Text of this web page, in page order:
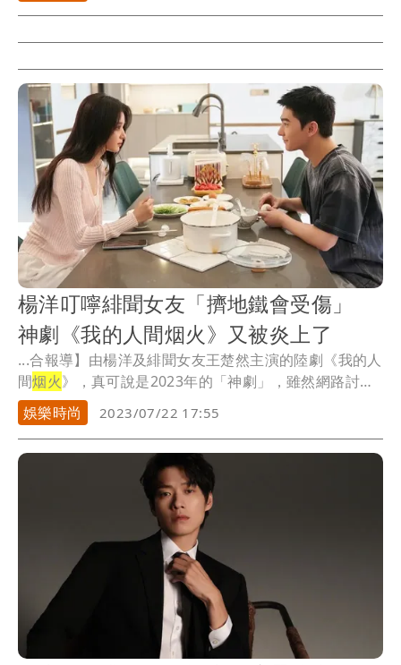
楊洋叮嚀緋聞女友「擠地鐵會受傷」
神劇《我的人間烟火》又被炎上了
...合報導】由楊洋及緋聞女友王楚然主演的陸劇《我的人
間烟火》，真可說是2023年的「神劇」，雖然網路討
論...
娛樂時尚 2023/07/22 17:55